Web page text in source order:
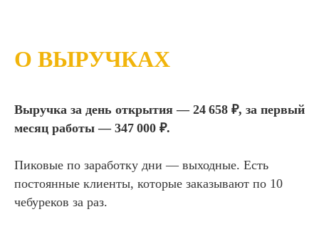
О ВЫРУЧКАХ
Выручка за день открытия — 24 658 ₽, за первый
месяц работы — 347 000 ₽.
Пиковые по заработку дни — выходные. Есть
постоянные клиенты, которые заказывают по 10
чебуреков за раз.